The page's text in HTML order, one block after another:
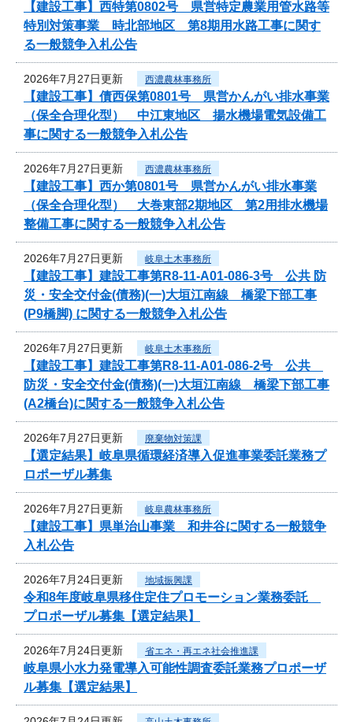
【建設工事】西特第0802号 県営特定農業用管水路等
特別対策事業 時北部地区 第8期用水路工事に関す
る一般競争入札公告
2026年7月27日更新 西濃農林事務所
【建設工事】債西保第0801号 県営かんがい排水事業
（保全合理化型） 中江東地区 揚水機場電気設備工
事に関する一般競争入札公告
2026年7月27日更新 西濃農林事務所
【建設工事】西か第0801号 県営かんがい排水事業
（保全合理化型） 大巻東部2期地区 第2用排水機場
整備工事に関する一般競争入札公告
2026年7月27日更新 岐阜土木事務所
【建設工事】建設工事第R8-11-A01-086-3号 公共 防
災・安全交付金(債務)(一)大垣江南線 橋梁下部工事
(P9橋脚) に関する一般競争入札公告
2026年7月27日更新 岐阜土木事務所
【建設工事】建設工事第R8-11-A01-086-2号 公共
防災・安全交付金(債務)(一)大垣江南線 橋梁下部工事
(A2橋台)に関する一般競争入札公告
2026年7月27日更新 廃棄物対策課
【選定結果】岐阜県循環経済導入促進事業委託業務プ
ロポーザル募集
2026年7月27日更新 岐阜農林事務所
【建設工事】県単治山事業 和井谷に関する一般競争
入札公告
2026年7月24日更新 地域振興課
令和8年度岐阜県移住定住プロモーション業務委託
プロポーザル募集【選定結果】
2026年7月24日更新 省エネ・再エネ社会推進課
岐阜県小水力発電導入可能性調査委託業務プロポーザ
ル募集【選定結果】